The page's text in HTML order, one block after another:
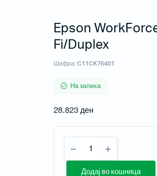
Матрични печатачи
Термални печатачи
Мобилни печатачи
Epson
Fi/Duplex
Шифра: C11CK76401
На залиха
28.823ден
Додај во кошница